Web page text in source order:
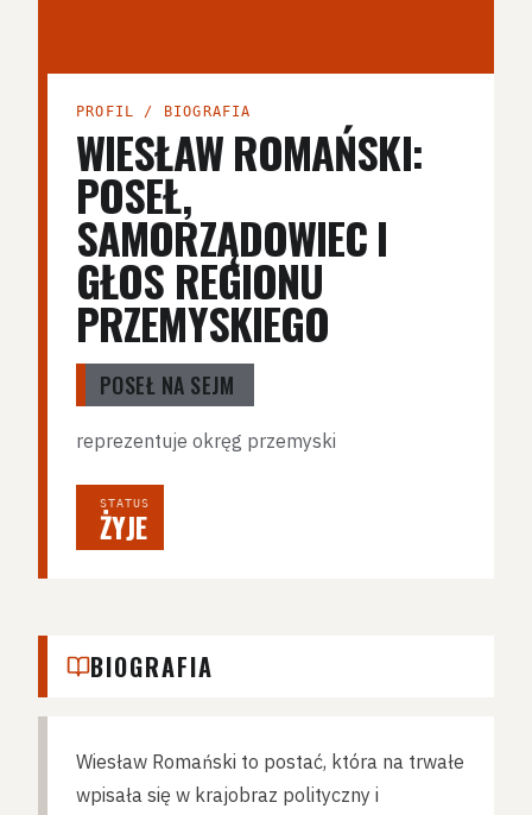
PROFIL / BIOGRAFIA
WIESŁAW ROMAŃSKI:
POSEŁ,
SAMORZĄDOWIEC I
GŁOS REGIONU
PRZEMYSKIEGO
POSEŁ NA SEJM
reprezentuje okręg przemyski
STATUS
ŻYJE
BIOGRAFIA
Wiesław Romański to postać, która na trwałe
wpisała się w krajobraz polityczny i